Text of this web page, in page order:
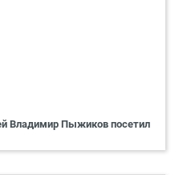
Владимир Пыжиков посетил